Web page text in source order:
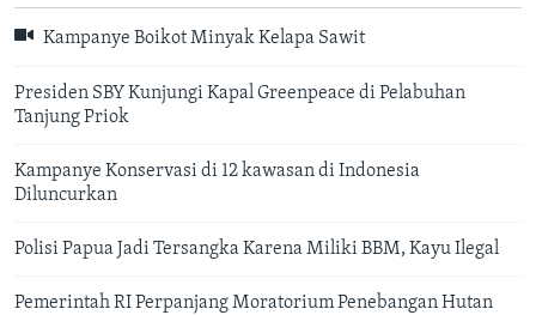
Kampanye Boikot Minyak Kelapa Sawit
Presiden SBY Kunjungi Kapal Greenpeace di Pelabuhan
Tanjung Priok
Kampanye Konservasi di 12 kawasan di Indonesia
Diluncurkan
Polisi Papua Jadi Tersangka Karena Miliki BBM, Kayu Ilegal
Pemerintah RI Perpanjang Moratorium Penebangan Hutan